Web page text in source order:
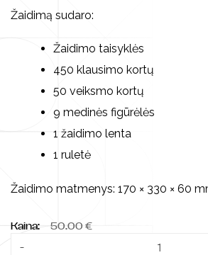
Žaidimą sudaro:
Žaidimo taisyklės
450 klausimo kortų
50 veiksmo kortų
9 medinės figūrėlės
1 žaidimo lenta
1 ruletė
Žaidimo matmenys: 170 × 330 × 60
Kaina: 50.00 €
-